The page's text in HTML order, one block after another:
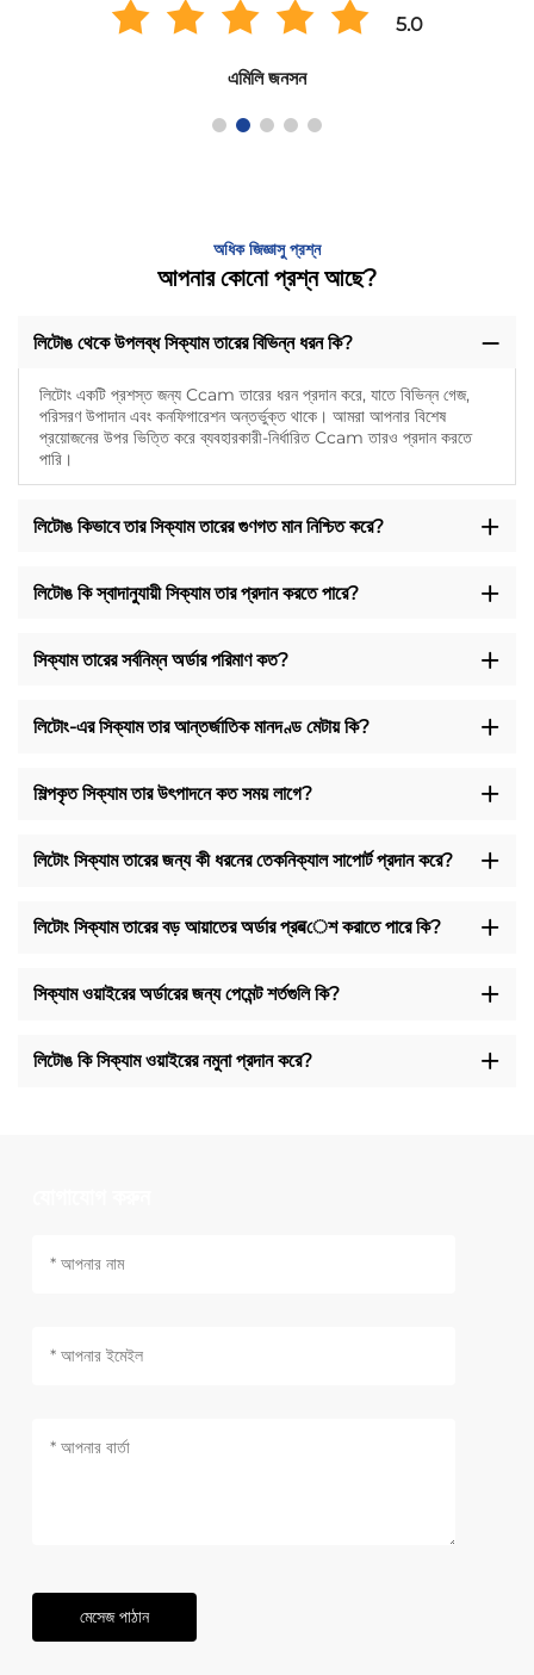
5.0
এমিলি জনসন
অধিক জিজ্ঞাসু প্রশ্ন
আপনার কোনো প্রশ্ন আছে?
লিটোঙ থেকে উপলব্ধ সিক্যাম তারের বিভিন্ন ধরন কি?
লিটোং একটি প্রশস্ত জন্য Ccam তারের ধরন প্রদান করে, যাতে বিভিন্ন গেজ,
পরিসরণ উপাদান এবং কনফিগারেশন অন্তর্ভুক্ত থাকে। আমরা আপনার বিশেষ
প্রয়োজনের উপর ভিত্তি করে ব্যবহারকারী-নির্ধারিত Ccam তারও প্রদান করতে
পারি।
লিটোঙ কিভাবে তার সিক্যাম তারের গুণগত মান নিশ্চিত করে?
লিটোঙ কি স্বাদানুযায়ী সিক্যাম তার প্রদান করতে পারে?
সিক্যাম তারের সর্বনিম্ন অর্ডার পরিমাণ কত?
লিটোং-এর সিক্যাম তার আন্তর্জাতিক মানদণ্ড মেটায় কি?
শিল্পকৃত সিক্যাম তার উৎপাদনে কত সময় লাগে?
লিটোং সিক্যাম তারের জন্য কী ধরনের তেকনিক্যাল সাপোর্ট প্রদান করে?
লিটোং সিক্যাম তারের বড় আয়াতের অর্ডার প্রबেশ করাতে পারে কি?
সিক্যাম ওয়াইরের অর্ডারের জন্য পেমেন্ট শর্তগুলি কি?
লিটোঙ কি সিক্যাম ওয়াইরের নমুনা প্রদান করে?
মেসেজ পাঠান